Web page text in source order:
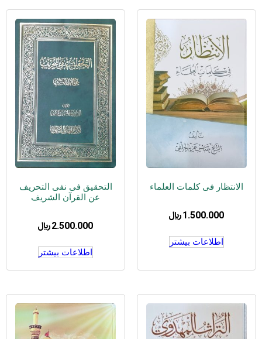
الانتظار فی کلمات العلماء
1.500.000 ﷼
اطلاعات بیشتر
التحقیق فی نفی التحریف
عن القرآن الشریف
2.500.000 ﷼
اطلاعات بیشتر